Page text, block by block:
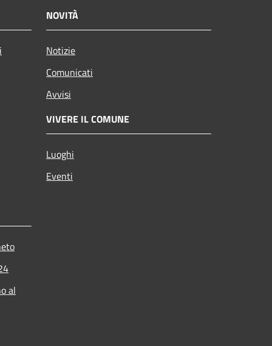
NOVITÀ
Notizie
Comunicati
Avvisi
VIVERE IL COMUNE
Luoghi
Eventi
al